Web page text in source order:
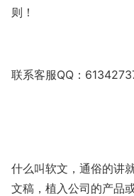
则！
联系客服QQ：
什么叫软文，通俗的讲
文稿，植入公司的产品